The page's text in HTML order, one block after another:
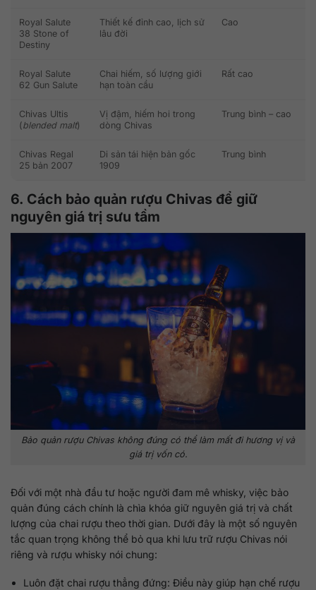
Royal Salute
38 Stone of
Destiny
Thiết kế đỉnh cao, lịch sử
lâu đời
Cao
Royal Salute
62 Gun Salute
Chai hiếm, số lượng giới
hạn toàn cầu
Rất cao
Chivas Ultis
(blended malt)
Vị đậm, hiếm hoi trong
dòng Chivas
Trung bình – cao
Chivas Regal
25 bản 2007
Di sản tái hiện bản gốc
1909
Trung bình
6. Cách bảo quản rượu Chivas để giữ
nguyên giá trị sưu tầm
Bảo quản rượu Chivas không đúng có thể làm mất đi hương vị và
giá trị vốn có.
Đối với một nhà đầu tư hoặc người đam mê whisky, việc bảo
quản đúng cách chính là chìa khóa giữ nguyên giá trị và chất
lượng của chai rượu theo thời gian. Dưới đây là một số nguyên
tắc quan trọng không thể bỏ qua khi lưu trữ rượu Chivas nói
riêng và rượu whisky nói chung:
Luôn đặt chai rượu thẳng đứng: Điều này giúp hạn chế rượu